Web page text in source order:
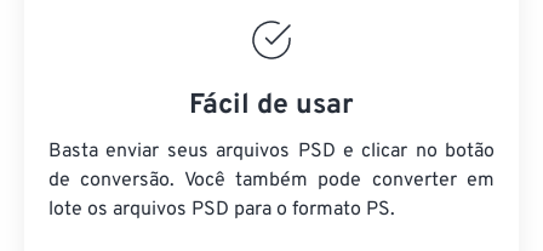
Fácil de usar
Basta enviar seus arquivos PSD e clicar no botão
de conversão. Você também pode converter em
lote os arquivos PSD para o formato PS.